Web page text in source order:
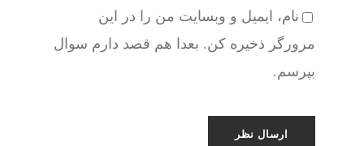
نام، ایمیل و وبسایت من را در این
مرورگر ذخیره کن. بعدا هم قصد دارم سوال
بپرسم.